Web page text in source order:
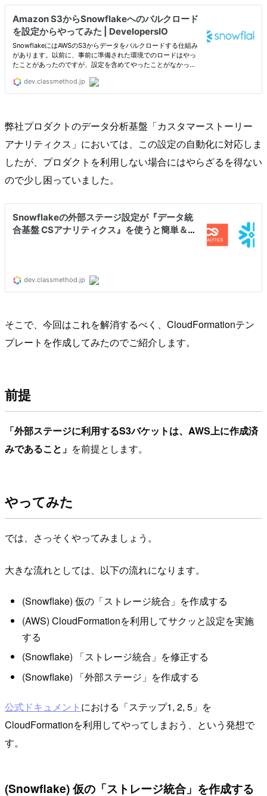
弊社プロダクトのデータ分析基盤「カスタマーストーリー
アナリティクス」においては、この設定の自動化に対応しま
したが、プロダクトを利用しない場合にはやらざるを得ない
ので少し困っていました。
そこで、今回はこれを解消するべく、CloudFormationテン
プレートを作成してみたのでご紹介します。
前提
「外部ステージに利用するS3バケットは、AWS上に作成済
みであること」 を前提とします。
やってみた
では、さっそくやってみましょう。
大きな流れとしては、以下の流れになります。
(Snowflake) 仮の「ストレージ統合」を作成する
(AWS) CloudFormationを利用してサクッと設定を実施
する
(Snowflake) 「ストレージ統合」を修正する
(Snowflake) 「外部ステージ」を作成する
公式ドキュメント における「ステップ1, 2, 5」を
CloudFormationを利用してやってしまおう、という発想で
す。
(Snowflake) 仮の「ストレージ統合」を作成する